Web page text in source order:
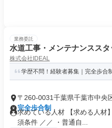
業務委託
水道工事・メンテナンススタ
株式会社IDEAL
学歴不問！経験者募集｜完全歩合
〒260-0031千葉県千葉市中央
完全歩合制
求めている人材 【求める人材
須条件 ／／ ・普通自...